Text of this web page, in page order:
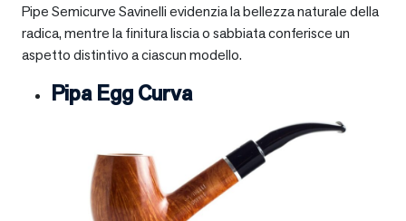
Pipe Semicurve Savinelli evidenzia la bellezza naturale della
radica, mentre la finitura liscia o sabbiata conferisce un
aspetto distintivo a ciascun modello.
Pipa Egg Curva